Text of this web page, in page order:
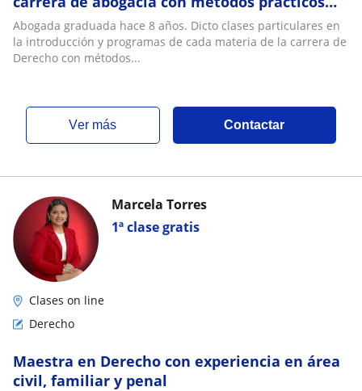
para rápido aprendizaje y práctica
profesional
Abogada graduada hace 8 años. Dicto clases particulares en
la introducción y programas de cada materia de la carrera de
Derecho con métodos...
ver más Contactar
1ª clase gratis
Marcela Torres
Clases on line
Derecho
Maestra en Derecho con experiencia en área
civil, familiar y penal